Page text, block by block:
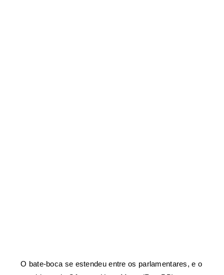
O bate-boca se estendeu entre os parlamentares, e o